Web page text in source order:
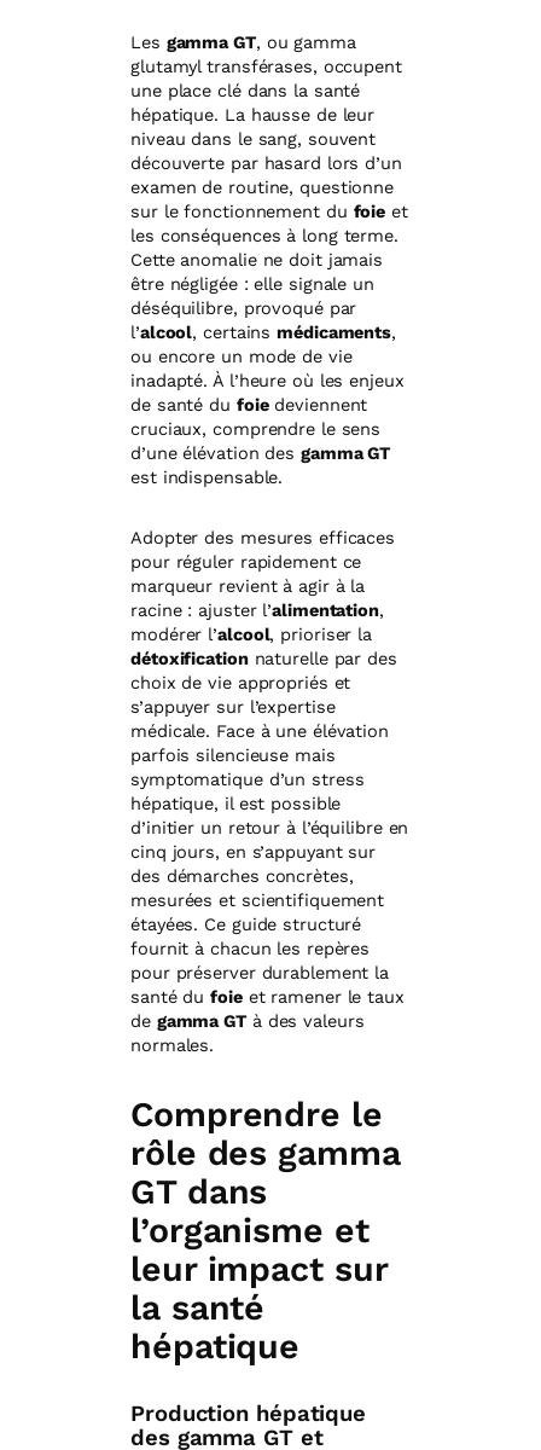
Les gamma GT, ou gamma
glutamyl transférases, occupent
une place clé dans la santé
hépatique. La hausse de leur
niveau dans le sang, souvent
découverte par hasard lors d’un
examen de routine, questionne
sur le fonctionnement du foie et
les conséquences à long terme.
Cette anomalie ne doit jamais
être négligée : elle signale un
déséquilibre, provoqué par
l’alcool, certainsmédicaments,
ou encore un mode de vie
inadapté. À l’heure où les enjeux
de santé du foiedeviennent
cruciaux, comprendre le sens
d’une élévation des gamma GT
est indispensable.
Adopter des mesures efficaces
pour réguler rapidement ce
marqueur revient à agir à la
racine : ajuster l’alimentation,
modérer l’alcool, prioriser la
détoxificationnaturelle par des
choix de vie appropriés et
s’appuyer sur l’expertise
médicale. Face à une élévation
parfois silencieuse mais
symptomatique d’un stress
hépatique, il est possible
d’initier un retour à l’équilibre en
cinq jours, en s’appuyant sur
des démarches concrètes,
mesurées et scientifiquement
étayées. Ce guide structuré
fournit à chacun les repères
pour préserver durablement la
santé dufoieet ramener le taux
de gamma GTà des valeurs
normales.
Comprendre le
rôle des gamma
GT dans
l’organisme et
leur impact sur
la santé
hépatique
Production hépatique
des gamma GT et